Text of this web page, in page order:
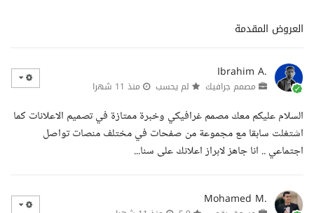
العروض المقدمة
Ibrahim A.
مصمم جرافيك لم يحسب منذ 11 شهرا
السلام عليكم معك مصمم غرافيكي وخبرة ممتازة في تصميم الاعلانات كما
اشتغلت سابقا مع مجموعة من صفحات في مختلف منصات تواصل
اجتماعي .. انا جاهز لابراز اعلانك على سنا...
Mohamed M.